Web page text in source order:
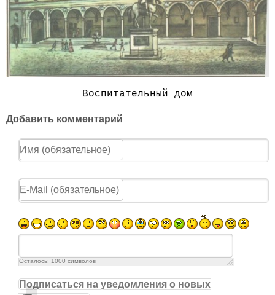
Воспитательный дом
Добавить комментарий
Осталось: 1000 символов
Подписаться на уведомления о новых